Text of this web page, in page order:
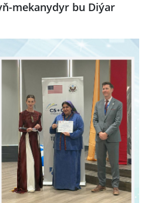
mekanydyr bu Diýar